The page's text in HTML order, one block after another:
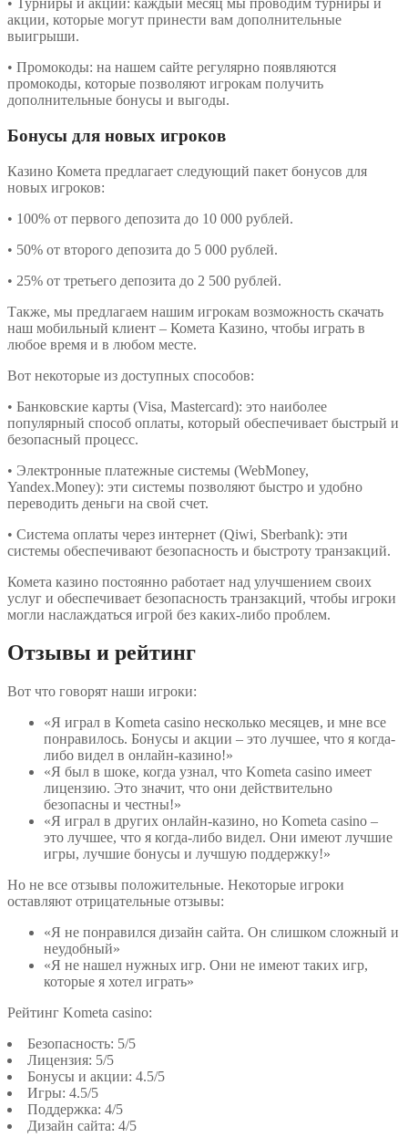
• Турниры и акции: каждый месяц мы проводим турниры и
акции, которые могут принести вам дополнительные
выигрыши.
• Промокоды: на нашем сайте регулярно появляются
промокоды, которые позволяют игрокам получить
дополнительные бонусы и выгоды.
Бонусы для новых игроков
Казино Комета предлагает следующий пакет бонусов для
новых игроков:
• 100% от первого депозита до 10 000 рублей.
• 50% от второго депозита до 5 000 рублей.
• 25% от третьего депозита до 2 500 рублей.
Также, мы предлагаем нашим игрокам возможность скачать
наш мобильный клиент – Комета Казино, чтобы играть в
любое время и в любом месте.
Вот некоторые из доступных способов:
• Банковские карты (Visa, Mastercard): это наиболее
популярный способ оплаты, который обеспечивает быстрый и
безопасный процесс.
• Электронные платежные системы (WebMoney,
Yandex.Money): эти системы позволяют быстро и удобно
переводить деньги на свой счет.
• Система оплаты через интернет (Qiwi, Sberbank): эти
системы обеспечивают безопасность и быстроту транзакций.
Комета казино постоянно работает над улучшением своих
услуг и обеспечивает безопасность транзакций, чтобы игроки
могли наслаждаться игрой без каких-либо проблем.
Отзывы и рейтинг
Вот что говорят наши игроки:
«Я играл в Kometa casino несколько месяцев, и мне все
понравилось. Бонусы и акции – это лучшее, что я когда-
либо видел в онлайн-казино!»
«Я был в шоке, когда узнал, что Kometa casino имеет
лицензию. Это значит, что они действительно
безопасны и честны!»
«Я играл в других онлайн-казино, но Kometa casino –
это лучшее, что я когда-либо видел. Они имеют лучшие
игры, лучшие бонусы и лучшую поддержку!»
Но не все отзывы положительные. Некоторые игроки
оставляют отрицательные отзывы:
«Я не понравился дизайн сайта. Он слишком сложный и
неудобный»
«Я не нашел нужных игр. Они не имеют таких игр,
которые я хотел играть»
Рейтинг Kometa casino:
Безопасность: 5/5
Лицензия: 5/5
Бонусы и акции: 4.5/5
Игры: 4.5/5
Поддержка: 4/5
Дизайн сайта: 4/5